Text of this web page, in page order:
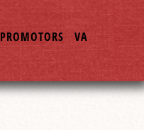
PROMOTORS VA